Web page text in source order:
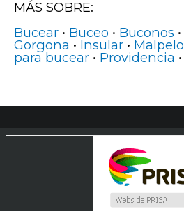
MÁS SOBRE:
Bucear • Buceo • Buconos •
Gorgona • Insular • Malpelo
para bucear • Providencia •